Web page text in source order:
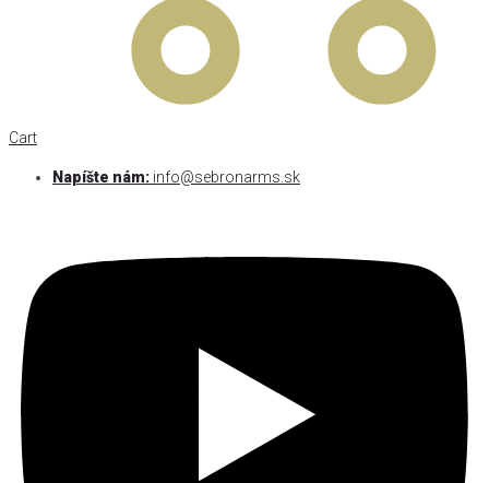
Cart
Napíšte nám: info@sebronarms.sk